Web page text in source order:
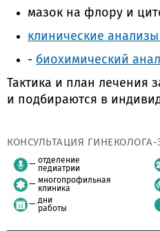
мазок на флору и
клинические
- биохимический
Тактика и план лечения
и подбираются в
КОНСУЛЬТАЦИЯ
отделение
педиатрии
многопрофильная
клиника
дни
работы